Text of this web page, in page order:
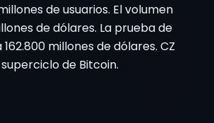
de usuarios. El volumen
de dólares. La prueba de
millones de dólares. CZ
de Bitcoin.